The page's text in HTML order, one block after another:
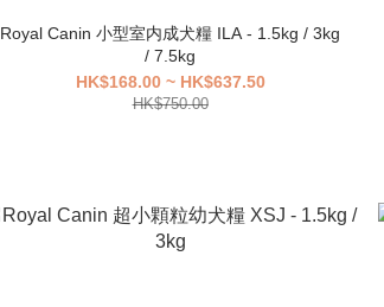
Royal Canin 小型室内成犬糧 ILA - 1.5kg / 3kg
/ 7.5kg
HK$168.00 ~ HK$637.50
HK$750.00